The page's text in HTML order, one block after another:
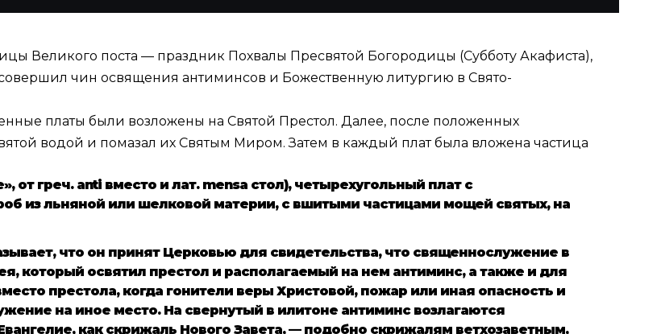
Великого поста — праздник Похвалы Пресвятой Богородицы (Субботу Акафиста),
чин освящения антиминсов и Божественную литургию в Свято-
платы были возложены на Святой Престол. Далее, после положенных
водой и помазал их Святым Миром. Затем в каждый плат была вложена частица
от греч. anti вместо и лат. mensa стол), четырехугольный плат с
из льняной или шелковой материи, с вшитыми частицами мощей святых, на
что он принят Церковью для свидетельства, что священнослужение в
который освятил престол и располагаемый на нем антиминс, а также и для
престола, когда гонители веры Христовой, пожар или иная опасность и
на иное место. На свернутый в илитоне антиминс возлагаются
как скрижаль Нового Завета, — подобно скрижалям ветхозаветным,